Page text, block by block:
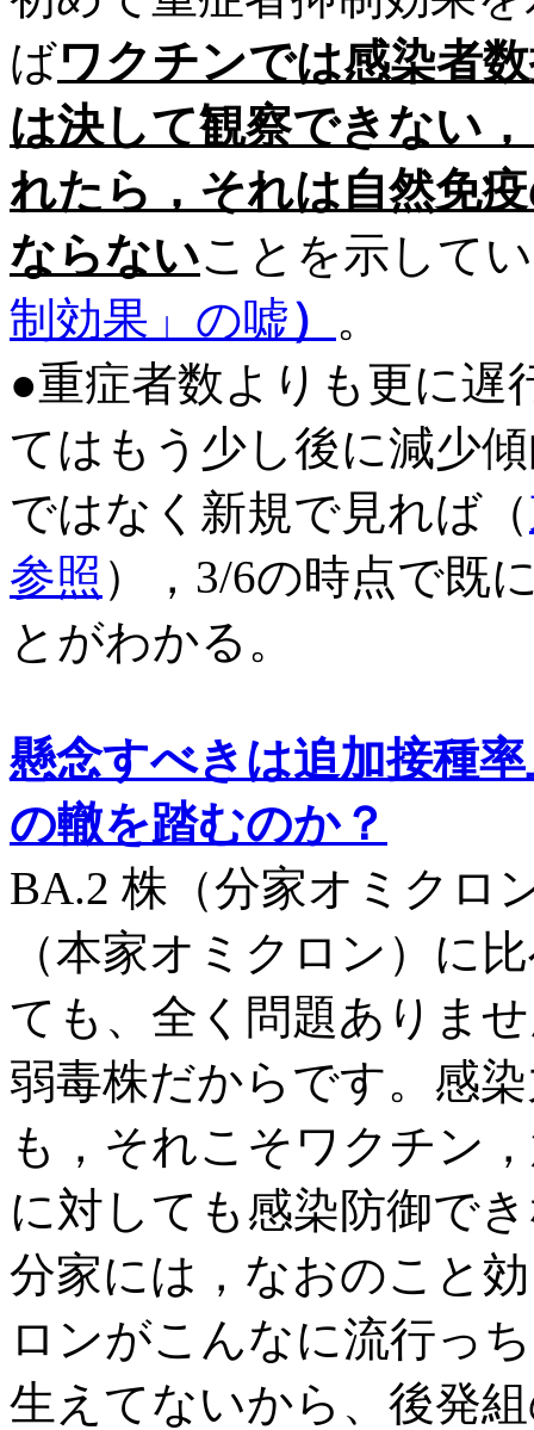
ばワクチンでは感染者
は決して観察できない
れたら，それは自然免
ならないことを示して
制効果」の嘘） 。
●重症者数よりも更に遅
てはもう少し後に減少
ではなく新規で見れば（
参照 ），3/6の時点で既
とがわかる。
懸念すべきは追加接種
の轍を踏むのか？
BA.2 株（分家オミクロ
（本家オミクロン）に
ても、全く問題ありま
弱毒株だからです。感
も，それこそワクチン
に対しても感染防御で
分家には，なおのこと
ロンがこんなに流行っ
生えてないから、後発